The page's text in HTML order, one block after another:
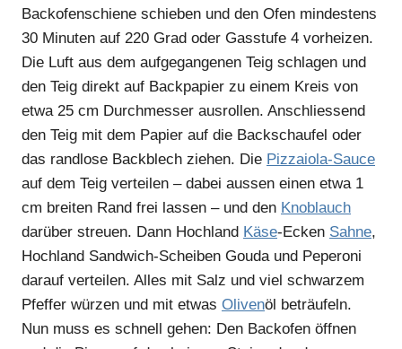
Backofenschiene schieben und den Ofen mindestens
30 Minuten auf 220 Grad oder Gasstufe 4 vorheizen.
Die Luft aus dem aufgegangenen Teig schlagen und
den Teig direkt auf Backpapier zu einem Kreis von
etwa 25 cm Durchmesser ausrollen. Anschliessend
den Teig mit dem Papier auf die Backschaufel oder
das randlose Backblech ziehen. Die Pizzaiola-Sauce
auf dem Teig verteilen – dabei aussen einen etwa 1
cm breiten Rand frei lassen – und den Knoblauch
darüber streuen. Dann Hochland Käse-Ecken Sahne,
Hochland Sandwich-Scheiben Gouda und Peperoni
darauf verteilen. Alles mit Salz und viel schwarzem
Pfeffer würzen und mit etwas Olivenöl beträufeln.
Nun muss es schnell gehen: Den Backofen öffnen